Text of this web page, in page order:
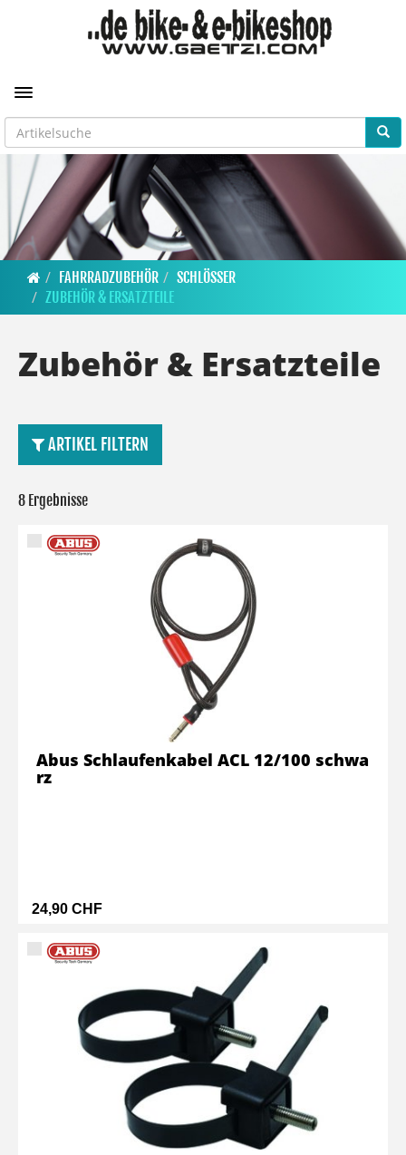
Toggle navigation
FAHRRADZUBEHÖR
SCHLÖSSER
ZUBEHÖR & ERSATZTEILE
Zubehör & Ersatzteile
ARTIKEL FILTERN
8 Ergebnisse
24,90 CHF
Abus Schlaufenkabel ACL 12/100 schwa
rz